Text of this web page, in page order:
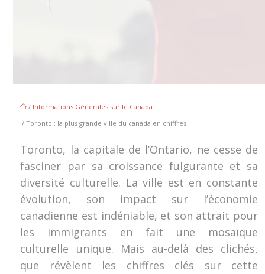
/ Informations Générales sur le Canada
/ Toronto : la plus grande ville du canada en chiffres
Toronto, la capitale de l’Ontario, ne cesse de
fasciner par sa croissance fulgurante et sa
diversité culturelle. La ville est en constante
évolution, son impact sur l’économie
canadienne est indéniable, et son attrait pour
les immigrants en fait une mosaïque
culturelle unique. Mais au-delà des clichés,
que révèlent les chiffres clés sur cette